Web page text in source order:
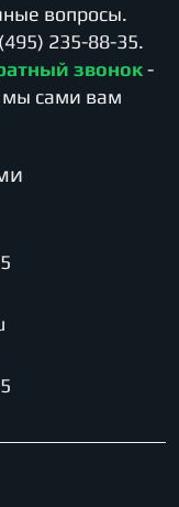
вопросы.
235-88-35.
звонок -
мы сами вам